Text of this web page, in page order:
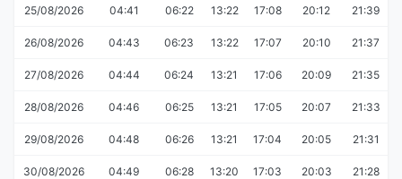
25/08/2026 04:41 06:22 13:22 17:08 20:12 21:39
26/08/2026 04:43 06:23 13:22 17:07 20:10 21:37
27/08/2026 04:44 06:24 13:21 17:06 20:09 21:35
28/08/2026 04:46 06:25 13:21 17:05 20:07 21:33
29/08/2026 04:48 06:26 13:21 17:04 20:05 21:31
30/08/2026 04:49 06:28 13:20 17:03 20:03 21:28